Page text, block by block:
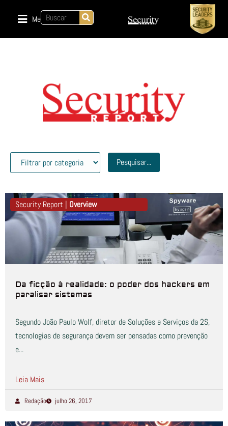
Menu
Pesquisar...
Security Report | Overview
Da ficção à realidade: o poder dos hackers em
paralisar sistemas
Segundo João Paulo Wolf, diretor de Soluções e Serviços da 2S,
tecnologias de segurança devem ser pensadas como prevenção
e...
Leia Mais
Redação julho 26, 2017